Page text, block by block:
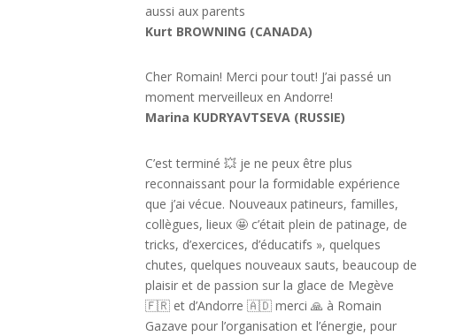
aussi aux parents
Kurt BROWNING (CANADA)
Cher Romain! Merci pour tout! J’ai passé un
moment merveilleux en Andorre!
Marina KUDRYAVTSEVA (RUSSIE)
C’est terminé 💥 je ne peux être plus
reconnaissant pour la formidable expérience
que j’ai vécue. Nouveaux patineurs, familles,
collègues, lieux 🤩 c’était plein de patinage, de
tricks, d’exercices, d’éducatifs », quelques
chutes, quelques nouveaux sauts, beaucoup de
plaisir et de passion sur la glace de Megève
🇫🇷 et d’Andorre 🇦🇩 merci 🙏 à Romain
Gazave pour l’organisation et l’énergie, pour